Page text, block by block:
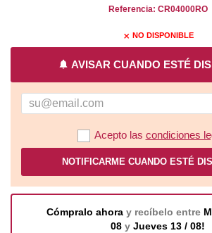
Referencia: CR04000RO
close NO DISPONIBLE
notifications AVISAR CUANDO ESTÉ
Acepto las condiciones
NOTIFICARME CUANDO ESTÉ
Cómpralo ahora y recíbelo entre
08 y Jueves 13 / 08!